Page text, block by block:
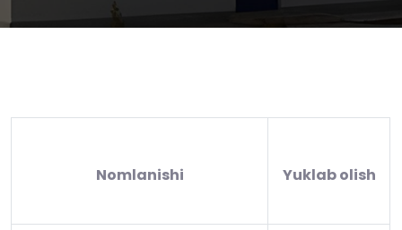
Nomlanishi Yuklab olish